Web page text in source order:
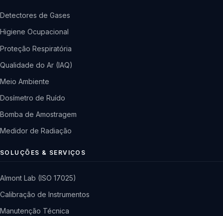
Detectores de Gases
Higiene Ocupacional
Proteção Respiratória
Qualidade do Ar (IAQ)
Meio Ambiente
Dosímetro de Ruído
Bomba de Amostragem
Medidor de Radiação
SOLUÇÕES & SERVIÇOS
Almont Lab (ISO 17025)
Calibração de Instrumentos
Manutenção Técnica